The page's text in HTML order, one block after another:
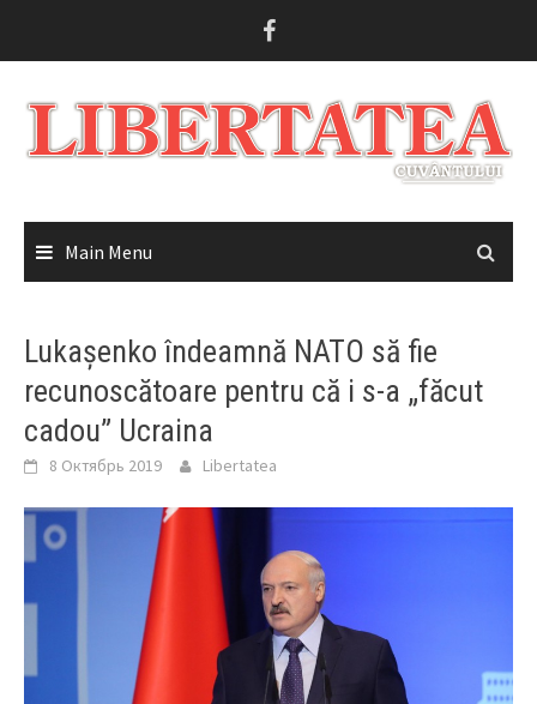
Main Menu
Lukașenko îndeamnă NATO să fie
recunoscătoare pentru că i s-a „făcut
cadou” Ucraina
8 Октябрь 2019 Libertatea